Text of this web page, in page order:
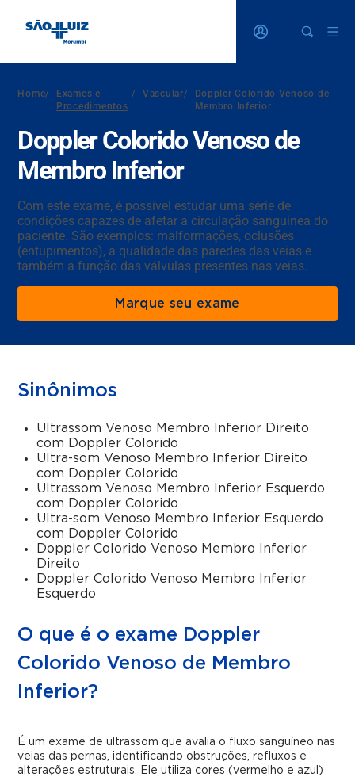
Home/
Exames e
Procedimentos
/ Vascular/
Doppler Colorido Venoso de
Membro Inferior
Doppler Colorido Venoso de
Membro Inferior
Com este exame, é possível estudar uma série de
condições capazes de afetar a circulação sanguínea do
paciente. São exemplos: malformações, oclusões
(entupimentos), a qualidade das paredes das veias e
também a função das válvulas presentes nas veias.
Marque seu exame
Sinônimos
Ultrassom Venoso Membro Inferior Direito
com Doppler Colorido
Ultra-som Venoso Membro Inferior Direito
com Doppler Colorido
Ultrassom Venoso Membro Inferior Esquerdo
com Doppler Colorido
Ultra-som Venoso Membro Inferior Esquerdo
com Doppler Colorido
Doppler Colorido Venoso Membro Inferior
Direito
Doppler Colorido Venoso Membro Inferior
Esquerdo
O que é o exame Doppler
Colorido Venoso de Membro
Inferior?
É um exame de ultrassom que avalia o fluxo sanguíneo nas
veias das pernas, identificando obstruções, refluxos e
alterações estruturais. Ele utiliza cores (vermelho e azul)